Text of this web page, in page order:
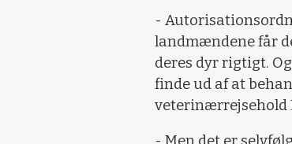
-
landmændene får
deres dyr rigtigt.
finde ud af at
veterinærrejsehold